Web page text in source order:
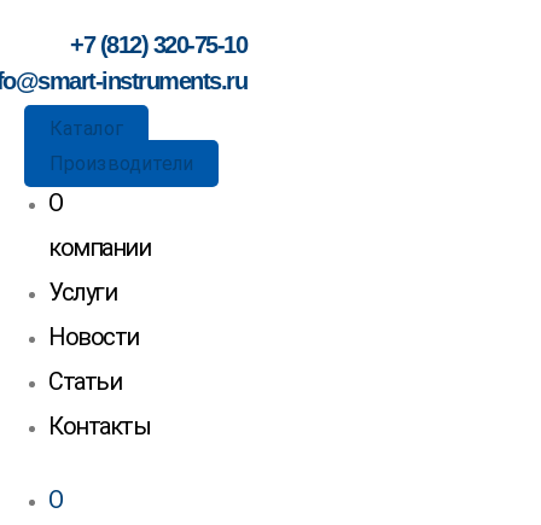
+7 (812) 320-75-10
instruments.ru
Каталог
Производители
О
компании
Услуги
Новости
Статьи
Контакты
О